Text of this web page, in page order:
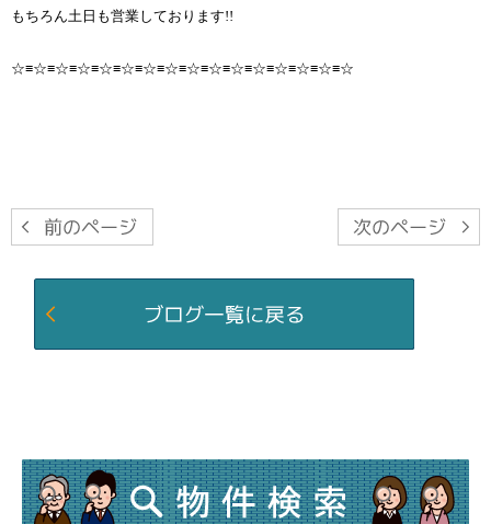
もちろん土日も営業しております!!
☆≡☆≡☆≡☆≡☆≡☆≡☆≡☆≡☆≡☆≡☆≡☆≡☆≡☆≡☆≡☆